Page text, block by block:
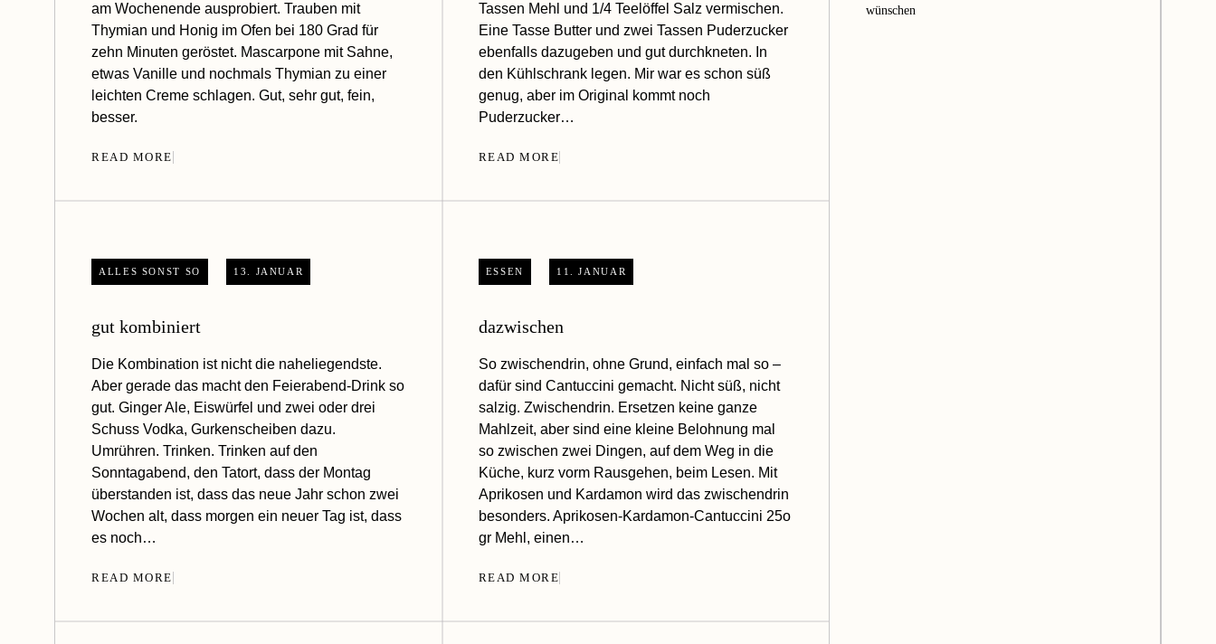
am Wochenende ausprobiert. Trauben mit
Thymian und Honig im Ofen bei 180 Grad für
zehn Minuten geröstet. Mascarpone mit Sahne,
etwas Vanille und nochmals Thymian zu einer
leichten Creme schlagen. Gut, sehr gut, fein,
besser.
READ MORE
Tassen Mehl und 1/4 Teelöffel Salz vermischen.
Eine Tasse Butter und zwei Tassen Puderzucker
ebenfalls dazugeben und gut durchkneten. In
den Kühlschrank legen. Mir war es schon süß
genug, aber im Original kommt noch
Puderzucker…
READ MORE
13. JANUAR
ALLES SONST SO
gut kombiniert
Die Kombination ist nicht die naheliegendste.
Aber gerade das macht den Feierabend-Drink so
gut. Ginger Ale, Eiswürfel und zwei oder drei
Schuss Vodka, Gurkenscheiben dazu.
Umrühren. Trinken. Trinken auf den
Sonntagabend, den Tatort, dass der Montag
überstanden ist, dass das neue Jahr schon zwei
Wochen alt, dass morgen ein neuer Tag ist, dass
es noch…
READ MORE
11. JANUAR
ESSEN
dazwischen
So zwischendrin, ohne Grund, einfach mal so –
dafür sind Cantuccini gemacht. Nicht süß, nicht
salzig. Zwischendrin. Ersetzen keine ganze
Mahlzeit, aber sind eine kleine Belohnung mal
so zwischen zwei Dingen, auf dem Weg in die
Küche, kurz vorm Rausgehen, beim Lesen. Mit
Aprikosen und Kardamon wird das zwischendrin
besonders. Aprikosen-Kardamon-Cantuccini 25o
gr Mehl, einen…
READ MORE
wünschen